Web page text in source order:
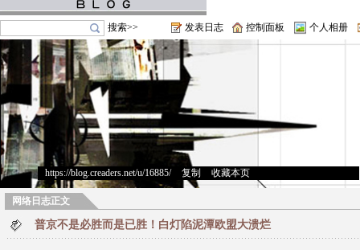
搜索>> 发表日志 控制面板 个人相册
https://blog.creaders.net/u/16885/> 复制 收藏本页
网络日志正文
普京不是必胜而是已胜！白灯陷泥潭欧盟大溃烂